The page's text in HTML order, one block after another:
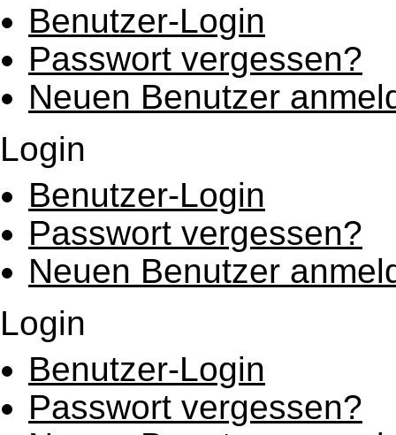
Benutzer-Login
Passwort vergessen?
Neuen Benutzer
Login
Benutzer-Login
Passwort vergessen?
Neuen Benutzer
Login
Benutzer-Login
Passwort vergessen?